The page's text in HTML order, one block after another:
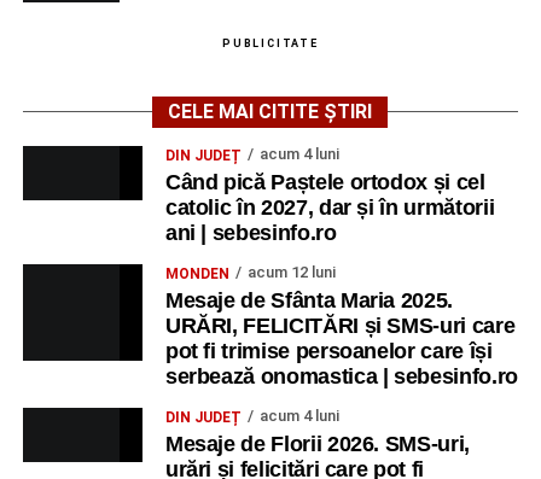
– Proiecție cinematografică:
„Anotimpurile”de Antonio Vivaldi (rating N-15).
MIERCURI, 26 AUGUST 2026
Copiii în armonia orașului
Ora 10.00– Școala din Răhău: activități recreative pentru
– Curtea Școlii „M. Kogălniceanu”: activități
recreative pentru copii.
– Grădina Muzeului Municipal „Ioan Raica”
Sebeș: încheierea Școlii de vară„Curcubeul Prieteniei”
PUBLICITATE
CELE MAI CITITE ȘTIRI
DIN JUDEȚ acum 4 luni
Când pică Paștele ortodox și cel
catolic în 2027, dar și în următorii
ani | sebesinfo.ro
MONDEN acum 12 luni
Mesaje de Sfânta Maria 2025.
URĂRI, FELICITĂRI și SMS-uri care
pot fi trimise persoanelor care își
serbează onomastica | sebesinfo.ro
DIN JUDEȚ acum 4 luni
Mesaje de Florii 2026. SMS-uri,
urări și felicitări care pot fi